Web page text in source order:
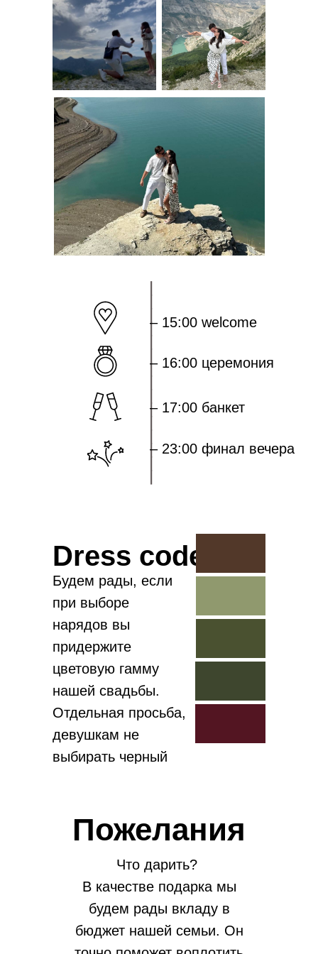
_______________– 15:00 welcome
– 16:00 церемония
– 17:00 банкет
– 23:00 финал вечера
Dress code
Будем рады, если
при выборе
нарядов вы
придержите
цветовую гамму
нашей свадьбы.
Отдельная просьба,
девушкам не
выбирать черный
Что дарить?
В качестве подарка мы
будем рады вкладу в
бюджет нашей семьи. Он
Пожелания